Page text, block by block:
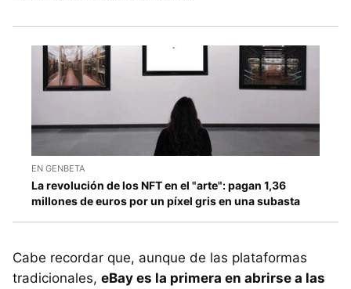
EN GENBETA
La revolución de los NFT en el "arte": pagan 1,36
millones de euros por un píxel gris en una subasta
Cabe recordar que, aunque de las plataformas
tradicionales, eBay es la primera en abrirse a las